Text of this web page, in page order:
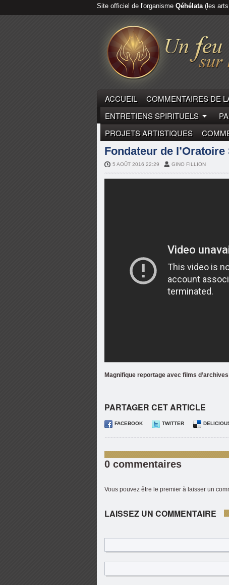
Site officiel de l'organisme Qéhélata(les arts
ACCUEIL COMMENTAIRES DE
ENTRETIENS SPIRITUELS
PROJETS ARTISTIQUES
FONDATEURS
Fondateur de
5 AOÛT 2016 22:29 GINO FILLION
Magnifique reportage avec films
PARTAGER CET ARTICLE
FACEBOOK TWITTER
0 commentaires
Vous pouvez être le premier à laisser un
LAISSEZ UN COMMENTAIRE